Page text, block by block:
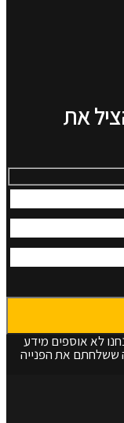
את
לא אוספים מידע
ששלחתם את הפנייה